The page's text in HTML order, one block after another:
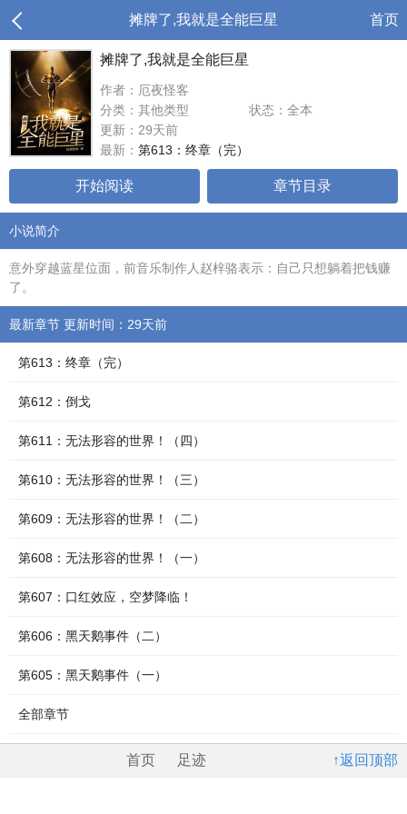
摊牌了,我就是全能巨星 首页
摊牌了,我就是全能巨星
作者：厄夜怪客
分类：其他类型
状态：全本
更新：29天前
最新： 第613：终章（完）
开始阅读 章节目录
小说简介
意外穿越蓝星位面，前音乐制作人赵梓骆表示：自己只想躺着把钱赚
了。
最新章节 更新时间：29天前
第613：终章（完）
第612：倒戈
第611：无法形容的世界！（四）
第610：无法形容的世界！（三）
第609：无法形容的世界！（二）
第608：无法形容的世界！（一）
第607：口红效应，空梦降临！
第606：黑天鹅事件（二）
第605：黑天鹅事件（一）
全部章节
↑返回顶部
首页 足迹